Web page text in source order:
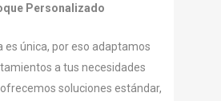
Personalizado
es única, por eso adaptamos
a tus necesidades
soluciones estándar,